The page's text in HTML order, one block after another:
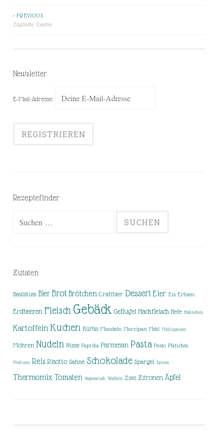
Beitragsnavigation
< PREVIOUS
Englische Toasties
Newsletter
E-Mail-Adresse:
Rezeptefinder
Zutaten
Basilikum Bier Brot Brötchen Craftbier Dessert Eier Eis Erbsen
Erdbeeren Fleisch Gebäck Geflügel Hackfleisch Hefe Hähnchen
Kartoffeln Kuchen Kürbis Mandeln Marzipan Mehl Mehlspeisen
Möhren Nudeln Nüsse Paprika Parmesan Pasta Pesto Plätzchen
Pralinen Reis Risotto Sahne Schokolade Spargel Spinat
Thermomix Tomaten Vegetarisch Waffeln Zimt Zitronen Äpfel